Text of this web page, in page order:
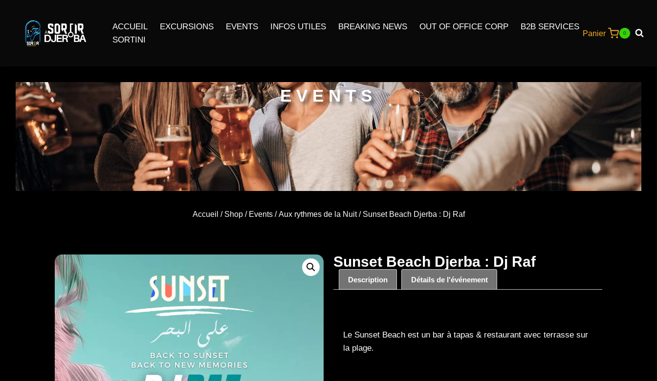
ACCUEIL EXCURSIONS EVENTS INFOS UTILES BREAKING NEWS OUT OF OFFICE CORP
B2B SERVICES
SORTINI
Panier 0
EVENTS
Accueil / Shop/ Events/Aux rythmes de la Nuit/ Sunset Beach Djerba : Dj Raf
Sunset Beach Djerba : Dj Raf
Description Détails de l'événement
Le Sunset Beach est un bar à tapas & restaurant avec terrasse sur
la plage.